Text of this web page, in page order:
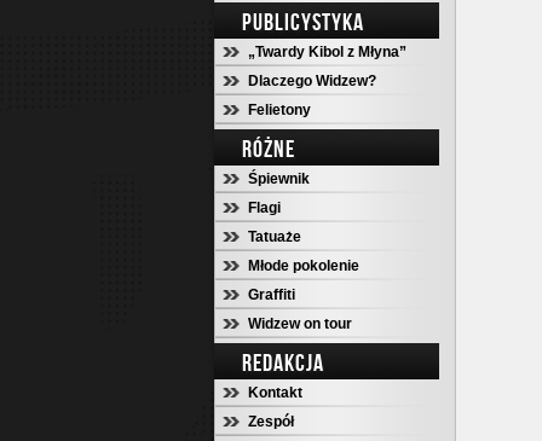
PUBLICYSTYKA
„Twardy Kibol z Młyna”
Dlaczego Widzew?
Felietony
RÓŻNE
Śpiewnik
Flagi
Tatuaże
Młode pokolenie
Graffiti
Widzew on tour
REDAKCJA
Kontakt
Zespół